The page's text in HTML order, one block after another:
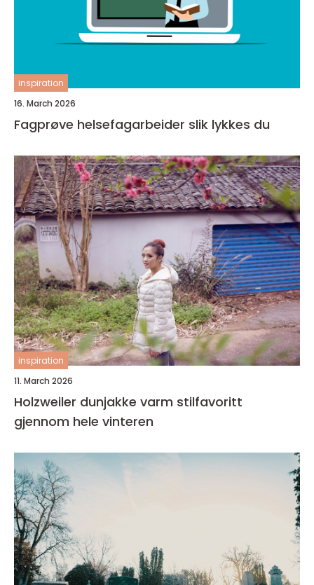
inspiration
16. March 2026
Fagprøve helsefagarbeider slik lykkes du
inspiration
11. March 2026
Holzweiler dunjakke varm stilfavoritt
gjennom hele vinteren